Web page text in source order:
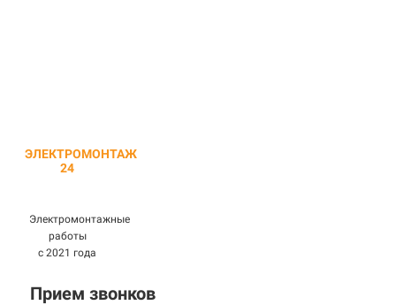
ЭЛЕКТРОМОНТАЖ
24
Электромонтажные
работы
с 2021 года
Прием звонков